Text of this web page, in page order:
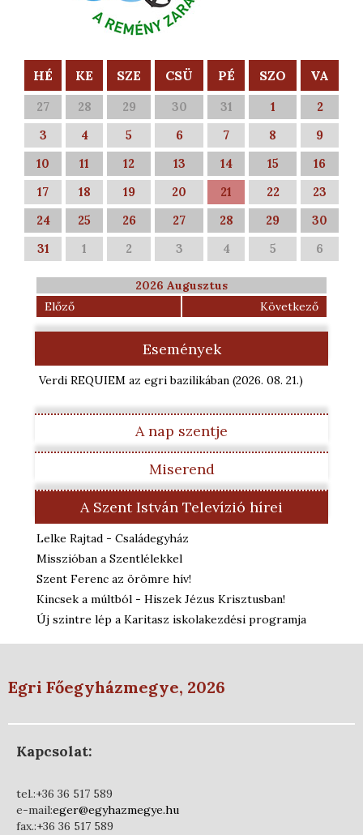
HÉ KE SZE CSÜ PÉ SZO VA
27 28 29 30 31 1
2
3
4 5 6 7 8
9
10
11 12 13 14 15
16
17
18 19 20 21 22
23
24
25 26 27 28 29
30
31
1 2 3 4 5 6
2026 Augusztus
Előző
Következő
Események
Verdi REQUIEM az egri bazilikában (2026. 08. 21.)
A nap szentje
Miserend
A Szent István Televízió hírei
Lelke Rajtad - Családegyház
Misszióban a Szentlélekkel
Szent Ferenc az örömre hív!
Kincsek a múltból - Hiszek Jézus Krisztusban!
Új szintre lép a Karitasz iskolakezdési programja
Egri Főegyházmegye, 2026
Kapcsolat:
tel.:+36 36 517 589
e-mail:eger@egyhazmegye.hu
fax.:+36 36 517 589